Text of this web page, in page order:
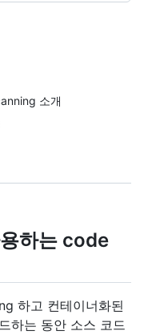
소개
하는 code
하고 컨테이너화된
하는 동안 소스 코드